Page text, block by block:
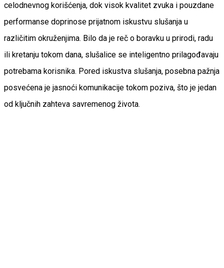
celodnevnog korišćenja, dok visok kvalitet zvuka i pouzdane
performanse doprinose prijatnom iskustvu slušanja u
različitim okruženjima. Bilo da je reč o boravku u prirodi, radu
ili kretanju tokom dana, slušalice se inteligentno prilagođavaju
potrebama korisnika. Pored iskustva slušanja, posebna pažnja
posvećena je jasnoći komunikacije tokom poziva, što je jedan
od ključnih zahteva savremenog života.